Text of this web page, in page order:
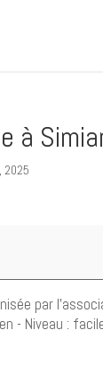
à
2025
par
- Niveau :